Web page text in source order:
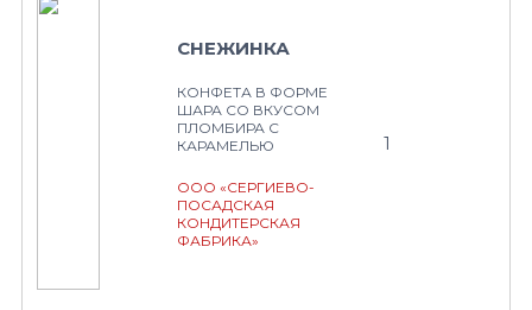
СНЕЖИНКА
КОНФЕТА В ФОРМЕ
ШАРА СО ВКУСОМ
ПЛОМБИРА С
КАРАМЕЛЬЮ
ООО «СЕРГИЕВО-
ПОСАДСКАЯ
КОНДИТЕРСКАЯ
ФАБРИКА»
1